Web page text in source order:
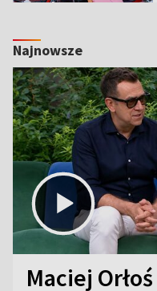
Najnowsze
Maciej